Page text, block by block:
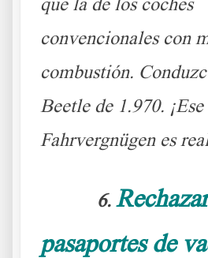
convencionales con
combustión.
Beetle de 1.970. ¡Ese
Fahrvergnügen es
6. Rechazar
pasaportes de